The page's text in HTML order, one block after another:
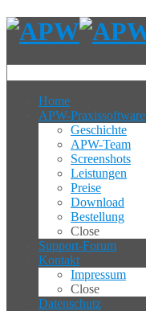
Home
APW-Praxissoftware
Geschichte
APW-Team
Screenshots
Leistungen
Preise
Download
Bestellung
Close
Support-Forum
Kontakt
Impressum
Close
Datenschutz